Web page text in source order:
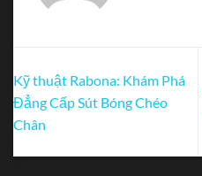
Kỹ thuật Rabona: Khám Phá
Đẳng Cấp Sút Bóng Chéo
Chân